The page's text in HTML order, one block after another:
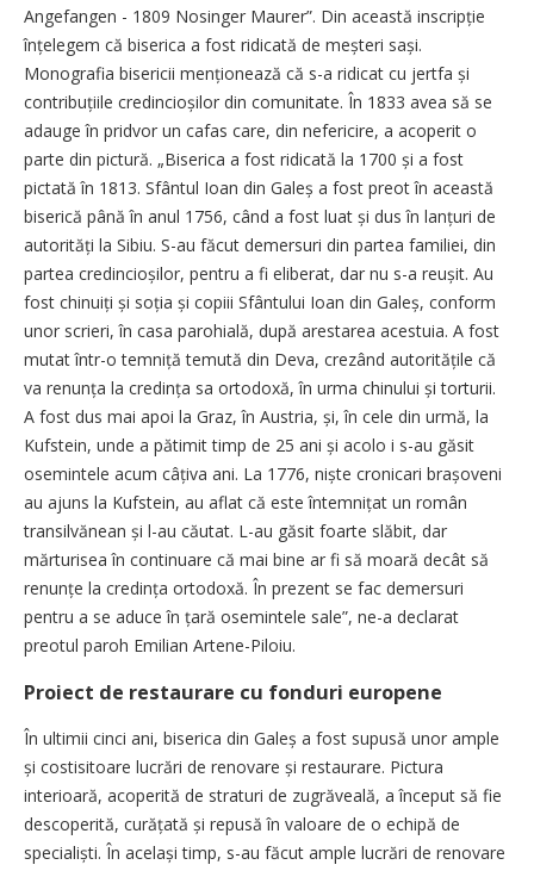
Angefangen - 1809 Nosinger Maurer”. Din această inscripție
înțelegem că biserica a fost ridicată de meș­teri sași.
Monografia bisericii men­țio­nează că s-a ridicat cu jertfa și
contribuțiile credincioșilor din comunitate. În 1833 avea să se
adauge în pridvor un cafas care, din nefe­­ricire, a acoperit o
parte din pictură. „Biserica a fost ridicată la 1700 și a fost
pictată în 1813. Sfântul Ioan din Galeș a fost preot în această
biserică până în anul 1756, când a fost luat și dus în lanțuri de
autorități la Sibiu. S-au făcut demersuri din partea familiei, din
partea credincioșilor, pentru a fi eliberat, dar nu s-a reușit. Au
fost chinuiți și soția și copiii Sfântului Ioan din Galeș, conform
unor scrieri, în casa parohială, după arestarea acestuia. A fost
mutat într-o temniță temută din Deva, crezând autoritățile că
va renunța la credința sa ortodoxă, în urma chinului și torturii.
A fost dus mai apoi la Graz, în Austria, și, în cele din urmă, la
Kufstein, unde a pătimit timp de 25 ani și acolo i s-au găsit
osemintele acum câțiva ani. La 1776, niște cronicari brașoveni
au ajuns la Kufstein, au aflat că este întemnițat un român
transilvănean și l-au căutat. L-au găsit foarte slăbit, dar
mărturisea în continuare că mai bine ar fi să moară decât să
renunțe la credința ortodoxă. În prezent se fac demersuri
pentru a se aduce în țară osemintele sale”, ne-a declarat
preotul paroh Emilian Artene-Piloiu.
Proiect de restaurare cu fonduri europene
În ultimii cinci ani, biserica din Galeș a fost supusă unor ample
și costisitoare lucrări de renovare și restaurare. Pictura
interioară, acoperită de straturi de zugrăveală, a început să fie
descoperită, cură­țată și repusă în valoare de o echipă de
specialiști. În același timp, s-au făcut ample lucrări de renovare